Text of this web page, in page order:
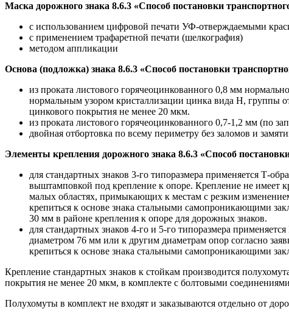
Маска дорожного знака 8.6.3 «Способ постановки
с использованием цифровой печати УФ-отверждаемыми
с применением трафаретной печати (шелкография)
методом аппликации
Основа (подложка) знака 8.6.3 «Способ постановки
из проката листового горячеоцинкованного 0,8 мм
нормальным узором кристаллизации цинка вида Н, группы
цинкового покрытия не менее 20 мкм.
из проката листового горячеоцинкованного 0,7-1,2 мм (по
двойная отбортовка по всему периметру без заломов и
Элементы крепления дорожного знака 8.6.3 «Способ
для стандартных знаков 3-го типоразмера применяется Т-
выштамповкой под крепление к опоре. Крепление не имеет
малых областях, примыкающих к местам с резким
крепиться к основе знака стальными самопроникающими
30 мм в районе крепления к опоре для дорожных знаков.
для стандартных знаков 4-го и 5-го типоразмера
диаметром 76 мм или к другим диаметрам опор согласно
крепиться к основе знака стальными самопроникающими
Крепление стандартных знаков к стойкам производится
покрытия не менее 20 мкм, в комплекте с болтовыми
Полухомуты в комплект не входят и заказываются отдельно от